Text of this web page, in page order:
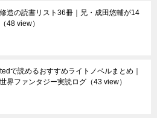
修造の読書リスト36冊｜兄・成田悠輔が14
（48 view）
で読めるおすすめライトノベルまとめ｜
界ファンタジー実読ログ （43 view）